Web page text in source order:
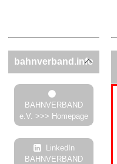
bahnverband.info
BAHNVERBAND
e.V. >>> Homepage
LinkedIn
BAHNVERBAND